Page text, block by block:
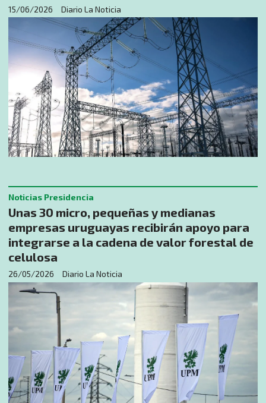
Diario La Noticia
15/06/2026
Unas 30 micro, pequeñas y medianas
empresas uruguayas recibirán apoyo para
integrarse a la cadena de valor forestal de
celulosa
Diario La Noticia
Noticias Presidencia
26/05/2026